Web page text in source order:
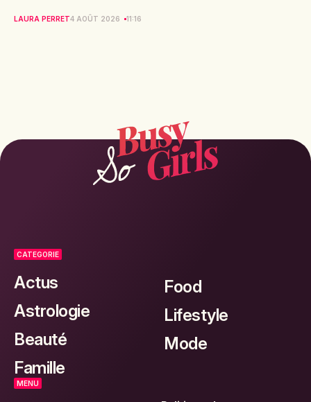
LAURA PERRET4 AOÛT 2026 11:16
CATEGORIE
Actus
Astrologie
Beauté
Famille
Food
Lifestyle
Mode
MENU